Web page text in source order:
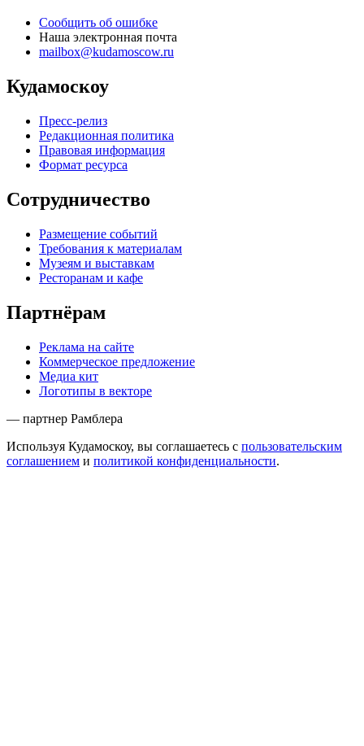
Сообщить об ошибке
Наша электронная почта
mailbox@kudamoscow.ru
Кудамоскоу
Пресс-релиз
Редакционная политика
Правовая информация
Формат ресурса
Сотрудничество
Размещение событий
Требования к материалам
Музеям и выставкам
Ресторанам и кафе
Партнёрам
Реклама на сайте
Коммерческое предложение
Медиа кит
Логотипы в векторе
— партнер Рамблера
Используя Кудамоскоу, вы соглашаетесь с пользовательским
соглашением и политикой конфиденциальности.